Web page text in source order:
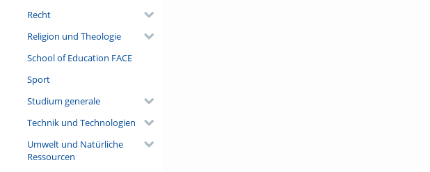
Recht
Religion und Theologie
School of Education FACE
Sport
Studium generale
Technik und Technologien
Umwelt und Natürliche
Ressourcen